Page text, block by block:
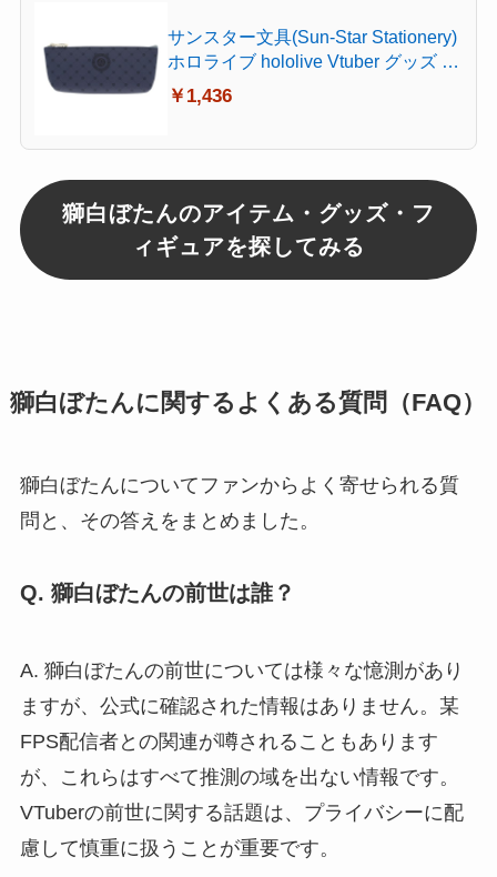
サンスター文具(Sun-Star Stationery)
ホロライブ hololive Vtuber グッズ ペ
ンケース 獅白ぼたん S1431129
￥1,436
獅白ぼたんのアイテム・グッズ・フ
ィギュアを探してみる
獅白ぼたんに関するよくある質問（FAQ）
獅白ぼたんについてファンからよく寄せられる質
問と、その答えをまとめました。
Q. 獅白ぼたんの前世は誰？
A. 獅白ぼたんの前世については様々な憶測があり
ますが、公式に確認された情報はありません。某
FPS配信者との関連が噂されることもあります
が、これらはすべて推測の域を出ない情報です。
VTuberの前世に関する話題は、プライバシーに配
慮して慎重に扱うことが重要です。